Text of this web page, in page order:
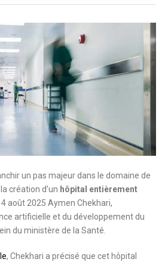
un pas majeur dans le domaine de
création d’un hôpital entièrement
août 2025 Aymen Chekhari,
artificielle et du développement du
du ministère de la Santé.
, Chekhari a précisé que cet hôpital